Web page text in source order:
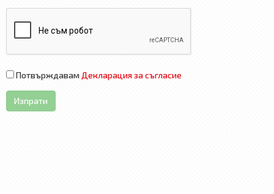
Потвърждавам Декларация за съгласие
Изпрати